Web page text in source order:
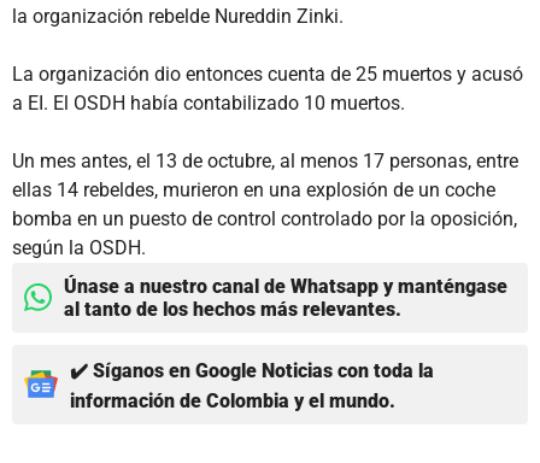
la organización rebelde Nureddin Zinki.
La organización dio entonces cuenta de 25 muertos y acusó
a EI. El OSDH había contabilizado 10 muertos.
Un mes antes, el 13 de octubre, al menos 17 personas, entre
ellas 14 rebeldes, murieron en una explosión de un coche
bomba en un puesto de control controlado por la oposición,
según la OSDH.
Únase a nuestro canal de Whatsapp y manténgase
al tanto de los hechos más relevantes.
✔️ Síganos en Google Noticias con toda la
información de Colombia y el mundo.